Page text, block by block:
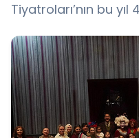
Tiyatroları’nın bu yıl